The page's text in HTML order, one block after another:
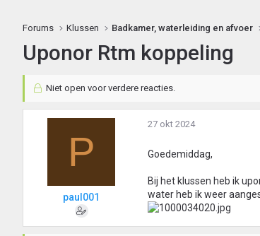
Forums Klussen Badkamer, waterleiding en afvoer
Uponor Rtm koppeling
Niet open voor verdere reacties.
P
paul001
27 okt 2024
Goedemiddag,
Bij het klussen heb ik
water heb ik weer